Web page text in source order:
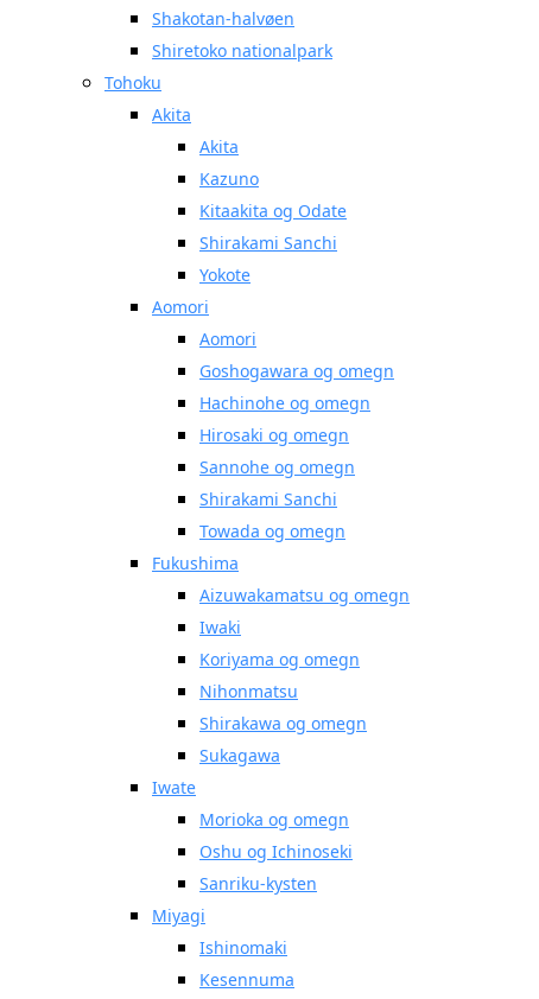
Shakotan-halvøen
Shiretoko nationalpark
Tohoku
Akita
Akita
Kazuno
Kitaakita og Odate
Shirakami Sanchi
Yokote
Aomori
Aomori
Goshogawara og omegn
Hachinohe og omegn
Hirosaki og omegn
Sannohe og omegn
Shirakami Sanchi
Towada og omegn
Fukushima
Aizuwakamatsu og omegn
Iwaki
Koriyama og omegn
Nihonmatsu
Shirakawa og omegn
Sukagawa
Iwate
Morioka og omegn
Oshu og Ichinoseki
Sanriku-kysten
Miyagi
Ishinomaki
Kesennuma